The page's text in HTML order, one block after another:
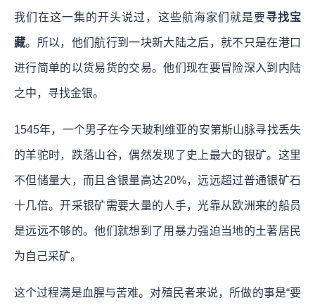
我们在这一集的开头说过，这些航海家们就是要寻找宝
藏。所以，他们航行到一块新大陆之后，就不只是在港口
进行简单的以货易货的交易。他们现在要冒险深入到内陆
之中，寻找金银。
1545年，一个男子在今天玻利维亚的安第斯山脉寻找丢失
的羊驼时，跌落山谷，偶然发现了史上最大的银矿。这里
不但储量大，而且含银量高达20%，远远超过普通银矿石
十几倍。开采银矿需要大量的人手，光靠从欧洲来的船员
是远远不够的。他们就想到了用暴力强迫当地的土著居民
为自己采矿。
这个过程满是血腥与苦难。对殖民者来说，所做的事是“要